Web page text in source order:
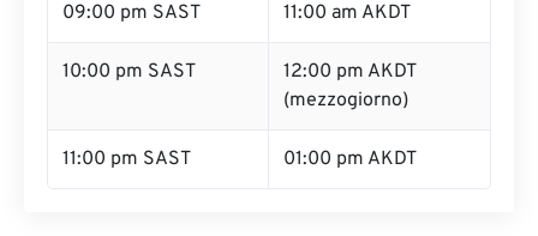
09:00 pm SAST 11:00 am AKDT
10:00 pm SAST
12:00 pm AKDT
(mezzogiorno)
11:00 pm SAST 01:00 pm AKDT